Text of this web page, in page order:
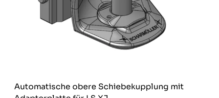
Automatische obere Schiebekupplung mit